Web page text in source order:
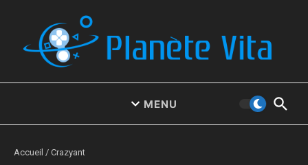
MENU
Accueil / Crazyant